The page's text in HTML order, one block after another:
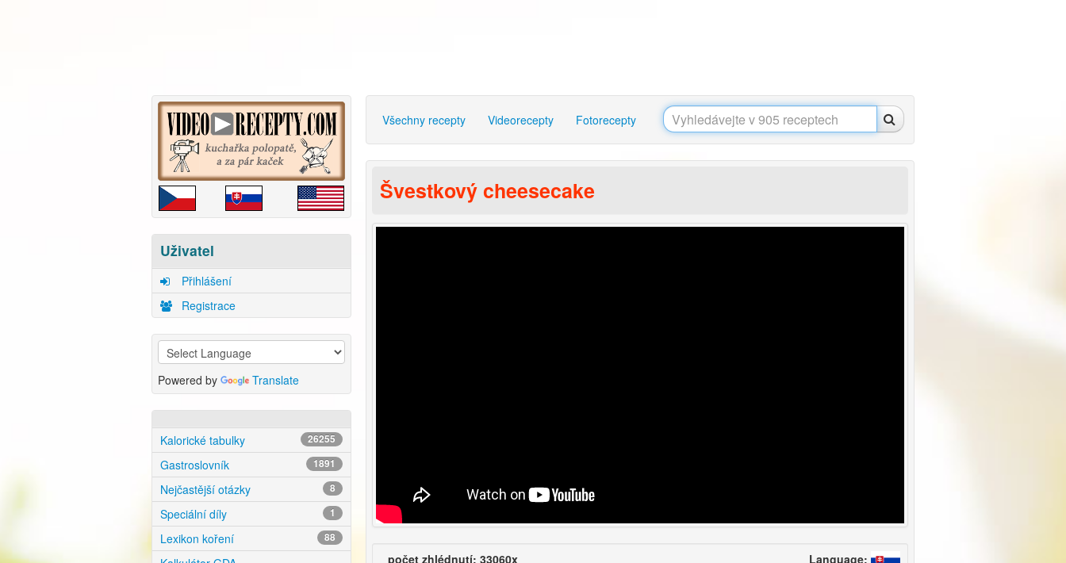
Uživatel
Přihlášení
Registrace
Powered by Translate
Kalorické tabulky 26255
Gastroslovník 1891
Nejčastější otázky 8
Speciální díly 1
Lexikon koření 88
Všechny recepty Videorecepty Fotorecepty
Švestkový cheesecake
počet zhlédnutí: 33060x Language: